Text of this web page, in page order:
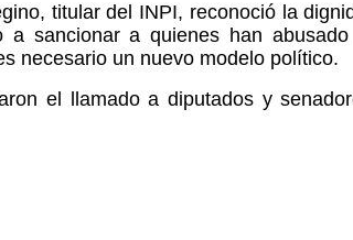
titular del INPI, reconoció la
a sancionar a quienes han
necesario un nuevo modelo político.
el llamado a diputados y